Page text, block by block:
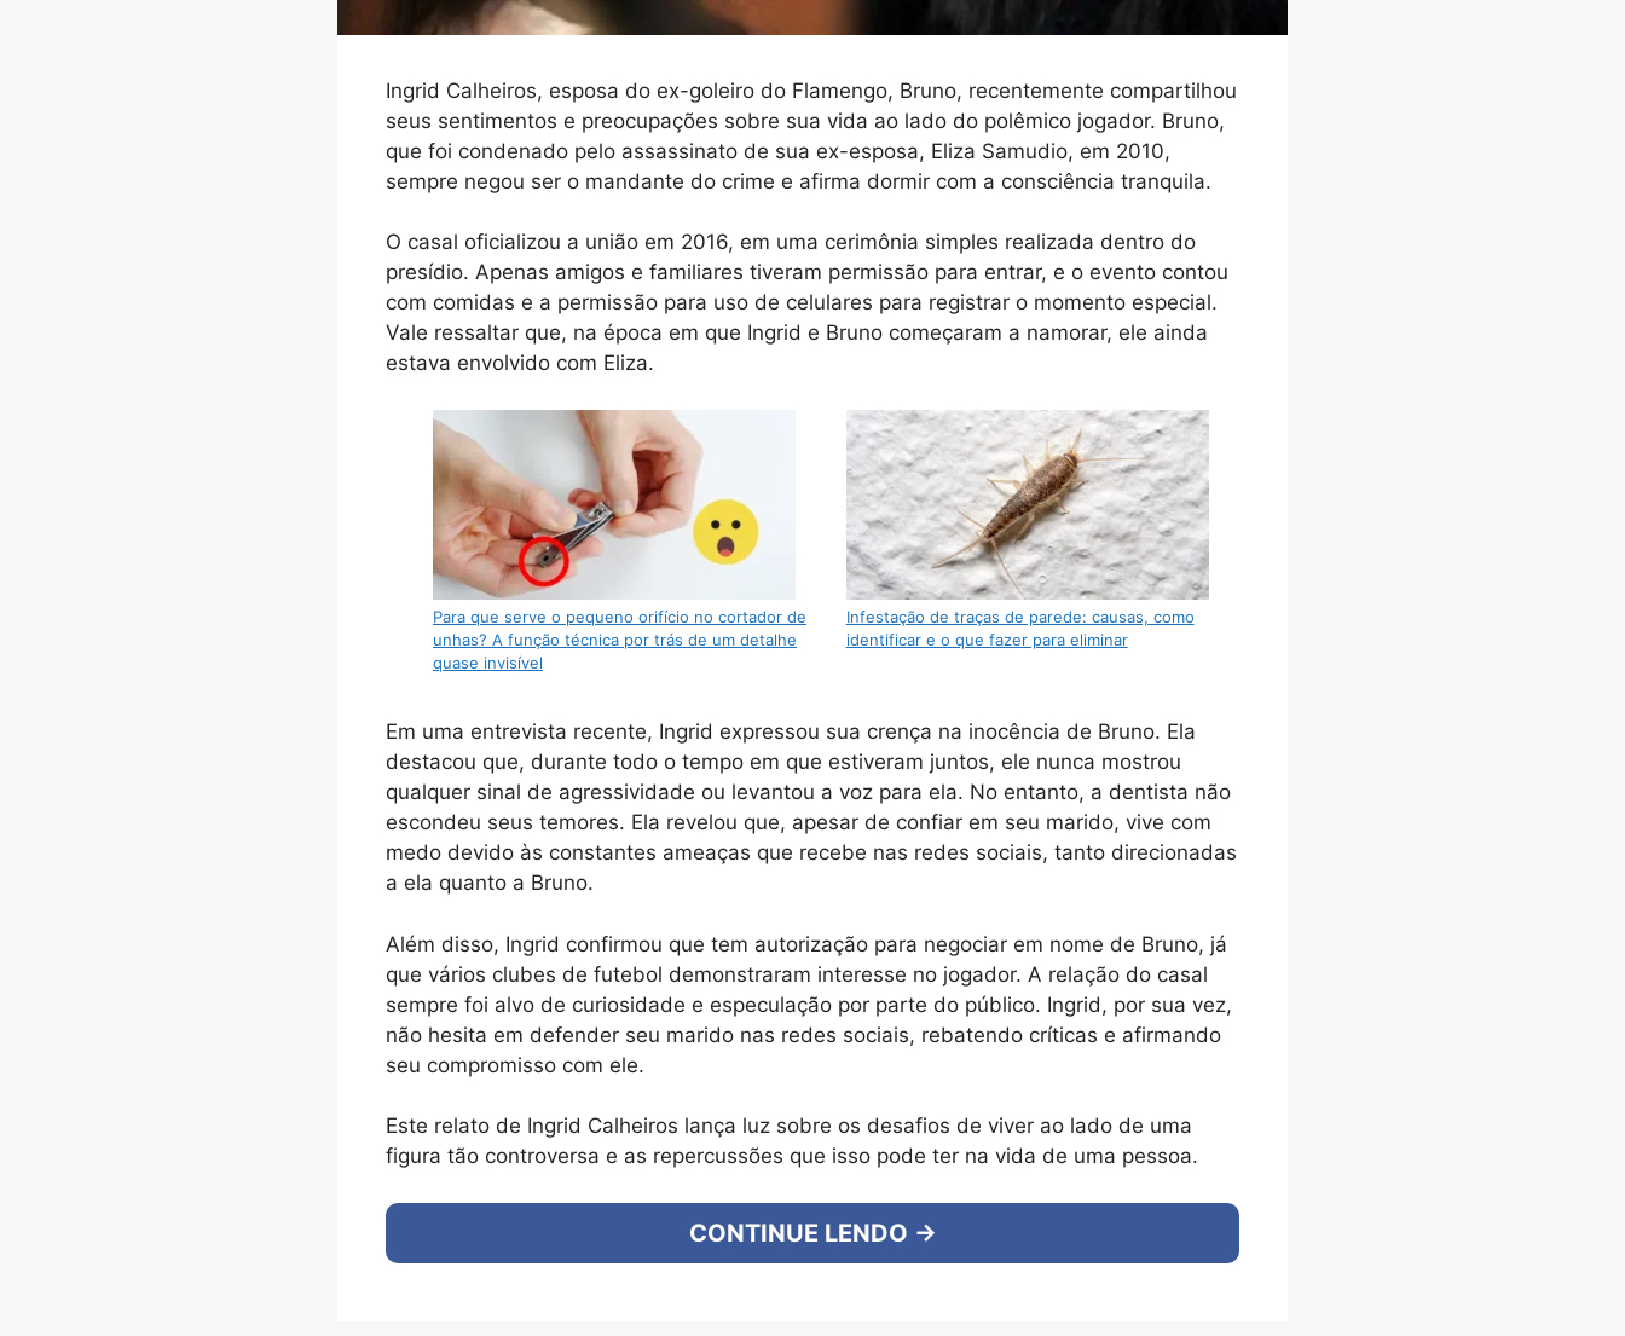
Ingrid Calheiros, esposa do ex-goleiro do Flamengo, Bruno, recentemente compartilhou
seus sentimentos e preocupações sobre sua vida ao lado do polêmico jogador. Bruno,
que foi condenado pelo assassinato de sua ex-esposa, Eliza Samudio, em 2010,
sempre negou ser o mandante do crime e afirma dormir com a consciência tranquila.
O casal oficializou a união em 2016, em uma cerimônia simples realizada dentro do
presídio. Apenas amigos e familiares tiveram permissão para entrar, e o evento contou
com comidas e a permissão para uso de celulares para registrar o momento especial.
Vale ressaltar que, na época em que Ingrid e Bruno começaram a namorar, ele ainda
estava envolvido com Eliza.
Para que serve o pequeno orifício no cortador de
unhas? A função técnica por trás de um detalhe
quase invisível
Infestação de traças de parede: causas, como
identificar e o que fazer para eliminar
Em uma entrevista recente, Ingrid expressou sua crença na inocência de Bruno. Ela
destacou que, durante todo o tempo em que estiveram juntos, ele nunca mostrou
qualquer sinal de agressividade ou levantou a voz para ela. No entanto, a dentista não
escondeu seus temores. Ela revelou que, apesar de confiar em seu marido, vive com
medo devido às constantes ameaças que recebe nas redes sociais, tanto direcionadas
a ela quanto a Bruno.
Além disso, Ingrid confirmou que tem autorização para negociar em nome de Bruno, já
que vários clubes de futebol demonstraram interesse no jogador. A relação do casal
sempre foi alvo de curiosidade e especulação por parte do público. Ingrid, por sua vez,
não hesita em defender seu marido nas redes sociais, rebatendo críticas e afirmando
seu compromisso com ele.
Este relato de Ingrid Calheiros lança luz sobre os desafios de viver ao lado de uma
figura tão controversa e as repercussões que isso pode ter na vida de uma pessoa.
CONTINUE LENDO →